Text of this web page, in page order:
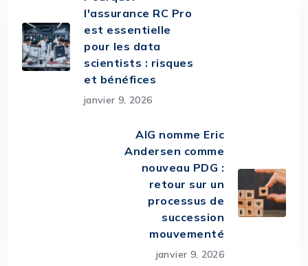
l'assurance RC Pro
est essentielle
pour les data
scientists : risques
et bénéfices
janvier 9, 2026
AIG nomme Eric
Andersen comme
nouveau PDG :
retour sur un
processus de
succession
mouvementé
janvier 9, 2026